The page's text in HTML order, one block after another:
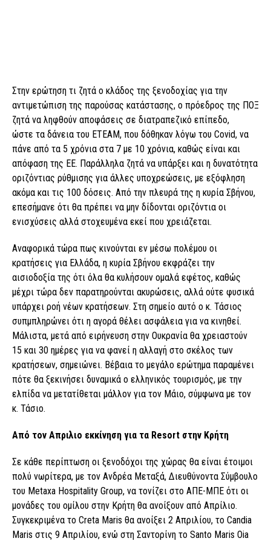
Στην ερώτηση τι ζητά ο κλάδος της ξενοδοχίας για την
αντιμετώπιση της παρούσας κατάστασης, ο πρόεδρος της ΠΟΞ
ζητά να ληφθούν αποφάσεις σε διατραπεζικό επίπεδο,
ώστε τα δάνεια του ΕΤΕΑΜ, που δόθηκαν λόγω του Covid, να
πάνε από τα 5 χρόνια στα 7 με 10 χρόνια, καθώς είναι και
απόφαση της ΕΕ. Παράλληλα ζητά να υπάρξει και η δυνατότητα
οριζόντιας ρύθμισης για άλλες υποχρεώσεις, με εξόφληση
ακόμα και τις 100 δόσεις. Από την πλευρά της η κυρία Σβήνου,
επεσήμανε ότι θα πρέπει να μην δίδονται οριζόντια οι
ενισχύσεις αλλά στοχευμένα εκεί που χρειάζεται.
Αναφορικά τώρα πως κινούνται εν μέσω πολέμου οι
κρατήσεις για Ελλάδα, η κυρία Σβήνου εκφράζει την
αισιοδοξία της ότι όλα θα κυλήσουν ομαλά εφέτος, καθώς
μέχρι τώρα δεν παρατηρούνται ακυρώσεις, αλλά ούτε φυσικά
υπάρχει ροή νέων κρατήσεων. Στη σημείο αυτό ο κ. Τάσιος
συπμπληρώνει ότι η αγορά θέλει ασφάλεια για να κινηθεί.
Μάλιστα, μετά από ειρήνευση στην Ουκρανία θα χρειαστούν
15 και 30 ημέρες για να φανεί η αλλαγή στο σκέλος των
κρατήσεων, σημειώνει. Βέβαια το μεγάλο ερώτημα παραμένει
πότε θα ξεκινήσει δυναμικά ο ελληνικός τουρισμός, με την
ελπίδα να μετατίθεται μάλλον για τον Μάιο, σύμφωνα με τον
κ. Τάσιο.
Από τον Απριλιο εκκίνηση για τα Resort στην Κρήτη
Σε κάθε περίπτωση οι ξενοδόχοι της χώρας θα είναι έτοιμοι
πολύ νωρίτερα, με τον Ανδρέα Μεταξά, Διευθύνοντα Σύμβουλο
του Metaxa Hospitality Group, να τονίζει στο ΑΠΕ-ΜΠΕ ότι οι
μονάδες του ομίλου στην Κρήτη θα ανοίξουν από Απρίλιο.
Συγκεκριμένα το Creta Maris θα ανοίξει 2 Απριλίου, το Candia
Maris στις 9 Απριλίου, ενώ στη Σαντορίνη το Santo Maris Oia